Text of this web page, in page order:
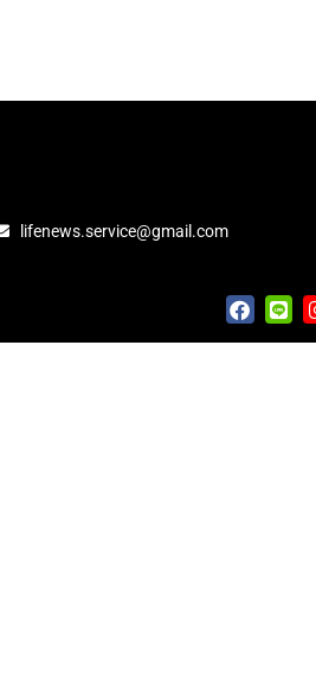
lifenews.service@gmail.com